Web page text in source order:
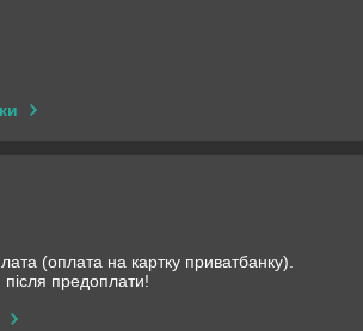
(оплата на картку приватбанку).
після предоплати!